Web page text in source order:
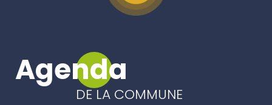
Agenda
DE LA COMMUNE